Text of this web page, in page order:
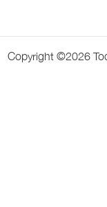
Copyright ©2026